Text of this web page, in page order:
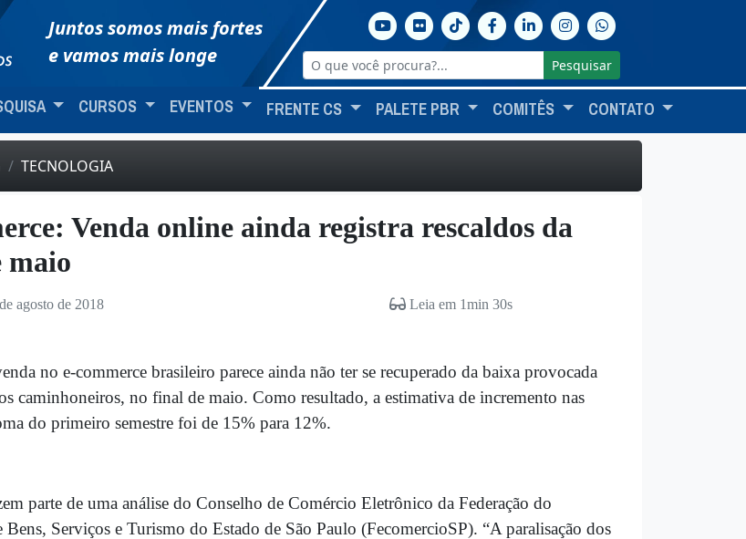
Juntos somos mais fortes
e vamos mais longe
Pesquisar
CURSOS EVENTOS FRENTE CS PALETE PBR COMITÊS CONTATO
TECNOLOGIA
Venda online ainda registra rescaldos da
maio
agosto de 2018 Leia em 1min 30s
no e-commerce brasileiro parece ainda não ter se recuperado da baixa provocada
caminhoneiros, no final de maio. Como resultado, a estimativa de incremento nas
do primeiro semestre foi de 15% para 12%.
parte de uma análise do Conselho de Comércio Eletrônico da Federação do
Bens, Serviços e Turismo do Estado de São Paulo (FecomercioSP). “A paralisação dos